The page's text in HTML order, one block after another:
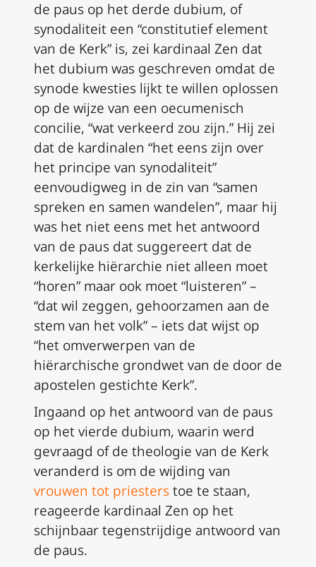
de paus op het derde dubium, of
synodaliteit een “constitutief element
van de Kerk” is, zei kardinaal Zen dat
het dubium was geschreven omdat de
synode kwesties lijkt te willen oplossen
op de wijze van een oecumenisch
concilie, “wat verkeerd zou zijn.” Hij zei
dat de kardinalen “het eens zijn over
het principe van synodaliteit”
eenvoudigweg in de zin van “samen
spreken en samen wandelen”, maar hij
was het niet eens met het antwoord
van de paus dat suggereert dat de
kerkelijke hiërarchie niet alleen moet
“horen” maar ook moet “luisteren” –
“dat wil zeggen, gehoorzamen aan de
stem van het volk” – iets dat wijst op
“het omverwerpen van de
hiërarchische grondwet van de door de
apostelen gestichte Kerk”.
Ingaand op het antwoord van de paus
op het vierde dubium, waarin werd
gevraagd of de theologie van de Kerk
veranderd is om de wijding van
vrouwen tot priesterstoe te staan,
reageerde kardinaal Zen op het
schijnbaar tegenstrijdige antwoord van
de paus.